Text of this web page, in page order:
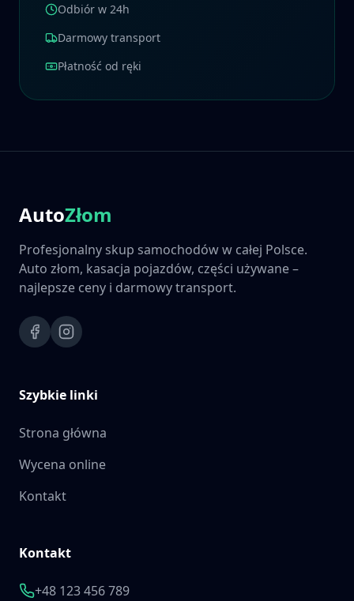
Odbiór w 24h
Darmowy transport
Płatność od ręki
AutoZłom
Profesjonalny skup samochodów w całej Polsce.
Auto złom, kasacja pojazdów, części używane –
najlepsze ceny i darmowy transport.
Szybkie linki
Strona główna
Wycena online
Kontakt
Kontakt
+48 123 456 789